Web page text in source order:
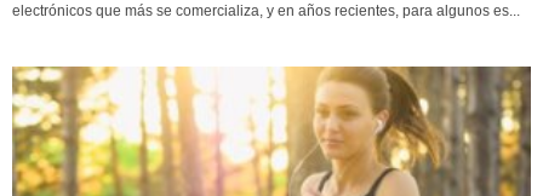
electrónicos que más se comercializa, y en años recientes, para algunos es...